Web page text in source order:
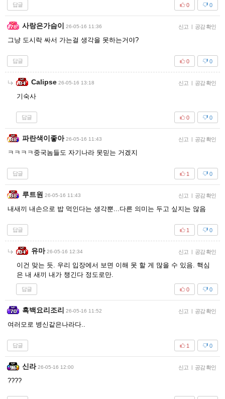
답글 0
0
사랑은가슴이 26-05-16 11:36 신고 | 공감 확인
그냥 도시락 싸서 가는걸 생각을 못하는거야?
답글 0
0
Calipse 26-05-16 13:18 신고 | 공감 확인
기숙사
답글 0
0
파란색이좋아 26-05-16 11:43 신고 | 공감 확인
ㅋㅋㅋㅋ중국놈들도 자기나라 못믿는 거겠지
답글 0
1
루트원 26-05-16 11:43 신고 | 공감 확인
내새끼 내손으로 밥 먹인다는 생각뿐...다른 의미는 두고 싶지는 않음
답글 0
1
유마 26-05-16 12:34 신고 | 공감 확인
이건 맞는 듯. 우리 입장에서 보면 이해 못 할 게 많을 수 있음. 핵심
은 내 새끼 내가 챙긴다 정도로만.
답글 0
0
흑백요리조리 26-05-16 11:52 신고 | 공감 확인
여러모로 병신같은나라다..
답글 0
1
신라 26-05-16 12:00 신고 | 공감 확인
????